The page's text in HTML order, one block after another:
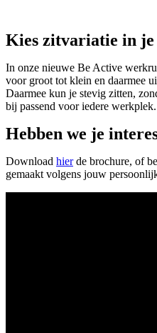
Kies zitvariatie in je
In onze nieuwe Be Active
voor groot tot klein en daarmee
Daarmee kun je stevig zitten,
bij passend voor iedere
Hebben we je
Download hierde brochure, of
gemaakt volgens jouw